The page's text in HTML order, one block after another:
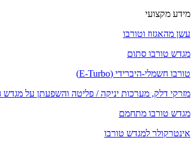
מידע מקצועי
עשן מהאגזוז וטורבו
מגדש טורבו סתום
טורבו חשמלי-היברידי (E-Turbo)
מזרקי דלק, מערכות יניקה / פליטה והשפעתן על מגדש
מגדש טורבו מתחמם
אינטרקולר למגדש טורבו